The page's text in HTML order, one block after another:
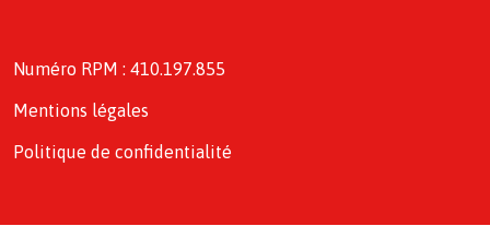
Numéro RPM : 410.197.855
Mentions légales
Politique de confidentialité